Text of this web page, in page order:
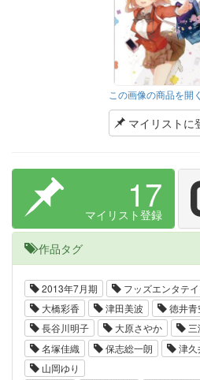
この画像の商品を開
マイリストに
17
マイリスト登録
作品タグ
2013年7月期
フッズエンタテ
大橋彩香
津田美波 徳井青
長谷川明子
大原さやか
名塚佳織
保志総一朗 津久
山岡ゆり